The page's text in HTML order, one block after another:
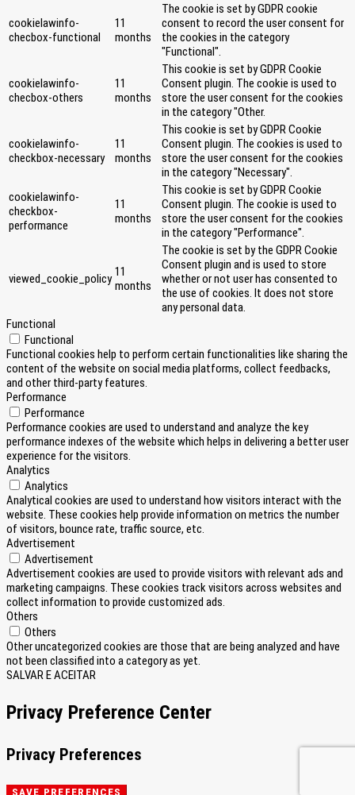
cookielawinfo-
checbox-functional
11
months
The cookie is set by GDPR cookie
consent to record the user consent for
the cookies in the category
"Functional".
cookielawinfo-
checbox-others
11
months
This cookie is set by GDPR Cookie
Consent plugin. The cookie is used to
store the user consent for the cookies
in the category "Other.
cookielawinfo-
checkbox-necessary
11
months
This cookie is set by GDPR Cookie
Consent plugin. The cookies is used to
store the user consent for the cookies
in the category "Necessary".
cookielawinfo-
checkbox-
performance
11
months
This cookie is set by GDPR Cookie
Consent plugin. The cookie is used to
store the user consent for the cookies
in the category "Performance".
viewed_cookie_policy 11
months
The cookie is set by the GDPR Cookie
Consent plugin and is used to store
whether or not user has consented to
the use of cookies. It does not store
any personal data.
Functional
Functional
Functional cookies help to perform certain functionalities like sharing the
content of the website on social media platforms, collect feedbacks,
and other third-party features.
Performance
Performance
Performance cookies are used to understand and analyze the key
performance indexes of the website which helps in delivering a better user
experience for the visitors.
Analytics
Analytics
Analytical cookies are used to understand how visitors interact with the
website. These cookies help provide information on metrics the number
of visitors, bounce rate, traffic source, etc.
Advertisement
Advertisement
Advertisement cookies are used to provide visitors with relevant ads and
marketing campaigns. These cookies track visitors across websites and
collect information to provide customized ads.
Others
Others
Other uncategorized cookies are those that are being analyzed and have
not been classified into a category as yet.
SALVAR E ACEITAR
Privacy Preference Center
Privacy Preferences